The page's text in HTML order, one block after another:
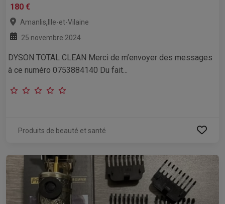
180 €
Amanlis,Ille-et-Vilaine
25 novembre 2024
DYSON TOTAL CLEAN Merci de m’envoyer des messages
à ce numéro 0753884140 Du fait...
Produits de beauté et santé